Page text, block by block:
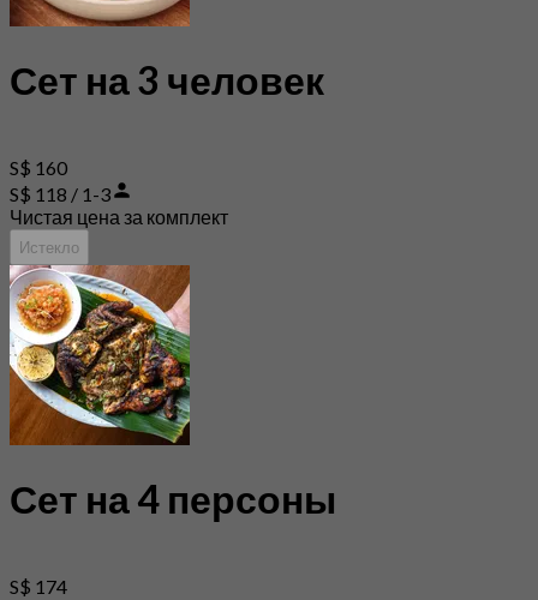
Сет на 3 человек
S$ 160
S$ 118 / 1-3
Чистая цена за комплект
Истекло
Сет на 4 персоны
S$ 174